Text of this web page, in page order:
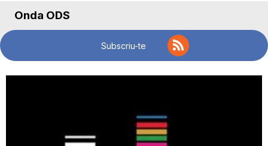
Onda ODS
Subscriu-te